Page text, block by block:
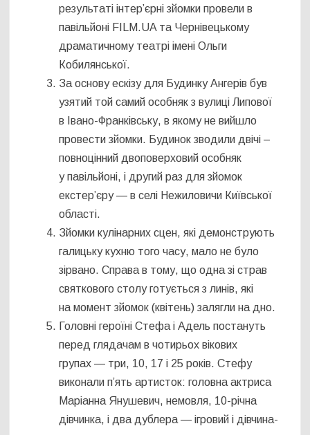
результаті інтер’єрні зйомки провели в
павільйоні FILM.UA та Чернівецькому
драматичному театрі імені Ольги
Кобилянської.
За основу ескізу для Будинку Ангерів був
узятий той самий особняк з вулиці Липової
в Івано-Франківську, в якому не вийшло
провести зйомки. Будинок зводили двічі –
повноцінний двоповерховий особняк
у павільйоні, і другий раз для зйомок
екстер’єру — в селі Нежиловичи Київської
області.
Зйомки кулінарних сцен, які демонструють
галицьку кухню того часу, мало не було
зірвано. Справа в тому, що одна зі страв
святкового столу готується з линів, які
на момент зйомок (квітень) залягли на дно.
Головні героїні Стефа і Адель постануть
перед глядачам в чотирьох вікових
групах — три, 10, 17 і 25 років. Стефу
виконали п’ять артисток: головна актриса
Маріанна Янушевич, немовля, 10-річна
дівчинка, і два дублера — ігровий і дівчина-